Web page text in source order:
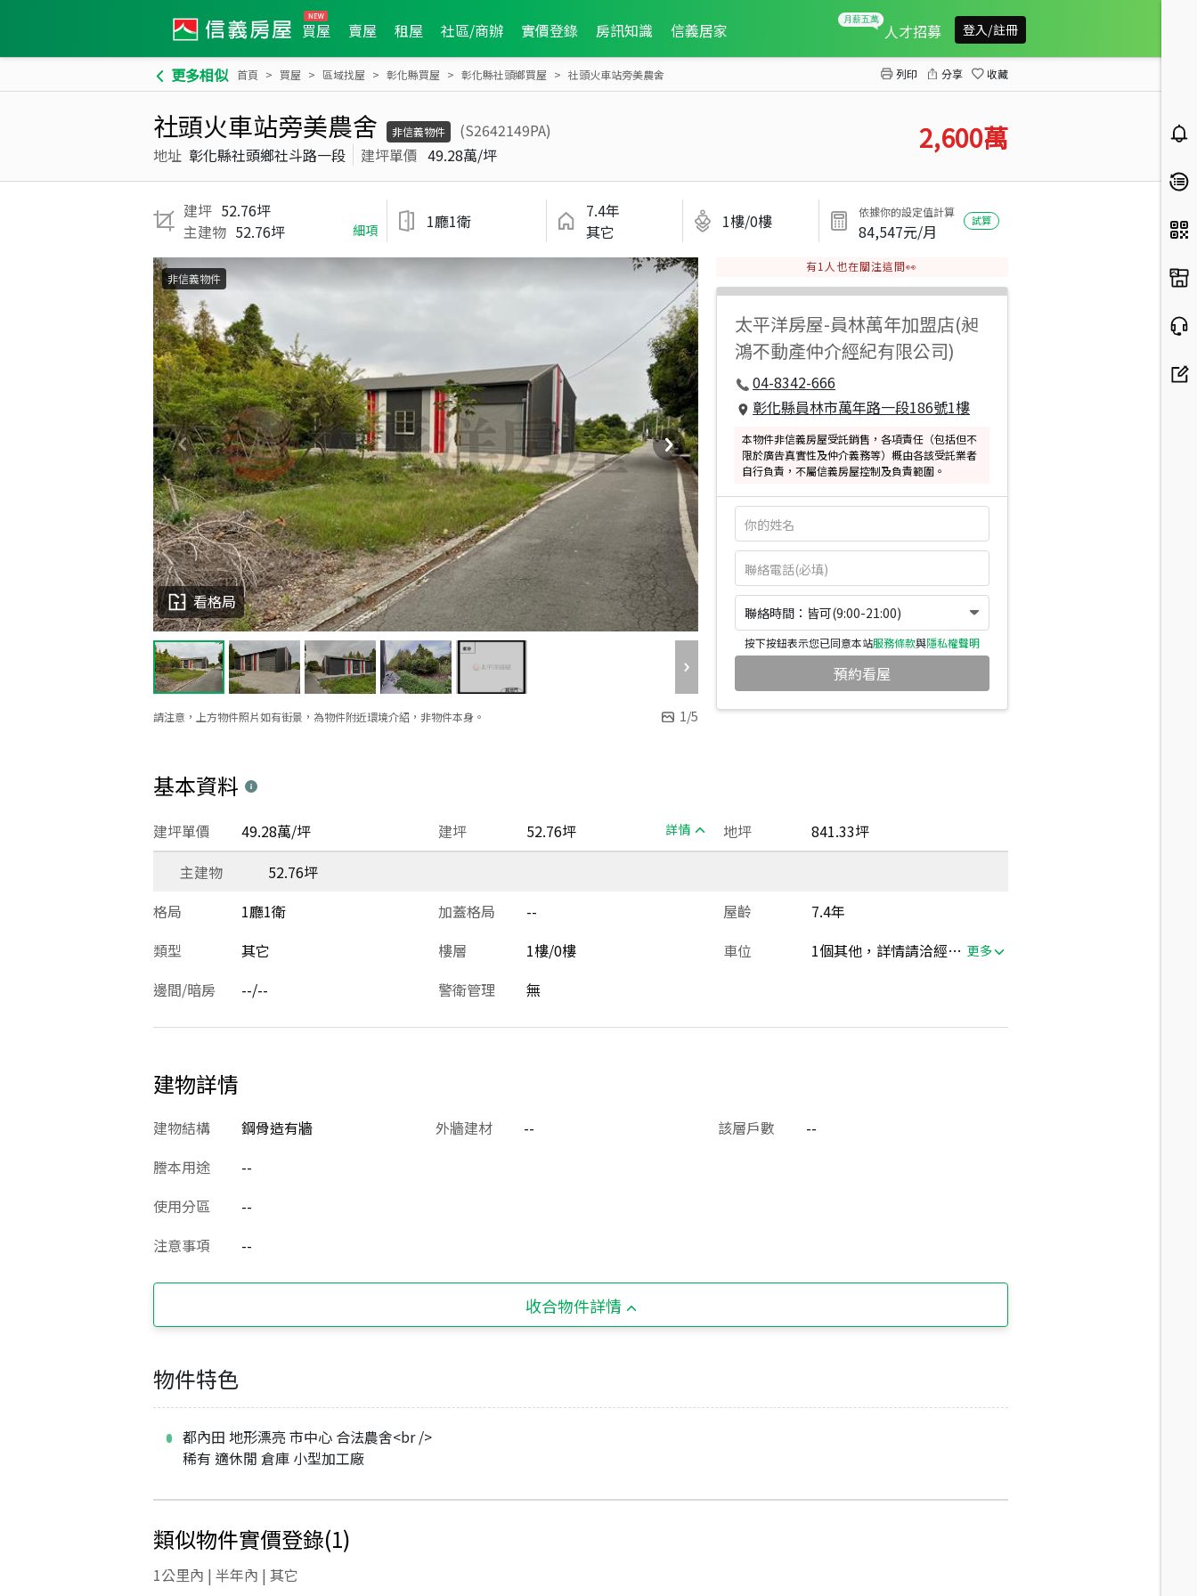
買屋 賣屋 租屋 社區/商辦 實價登錄 房訊知識 信義居家 人才招募 登入/註冊
更多相似 首頁 買屋 區域找屋 彰化縣買屋 彰化縣社頭鄉買屋 社頭火車站旁美農舍 列印 分享 收藏
社頭火車站旁美農舍 非信義物件
(S2642149PA)
地址 彰化縣社頭鄉社斗路一段 建坪單價 49.28萬/坪 2,600萬
建坪 52.76坪
主建物 52.76坪 細項 1廳1衛
7.4年
其它
1樓/0樓 依據你的設定值計算
84,547元/月
試算
請注意，上方物件照片如有街景，為物件附近環境介紹，非物件本身。 1/5
看格局
非信義物件
有1 人也在關注這間👀
太平洋房屋-員林萬年加盟店(昶
鴻不動產仲介經紀有限公司)
04-8342-666
彰化縣員林市萬年路一段186號1樓
本物件非信義房屋受託銷售，各項責任（包括但不
限於廣告真實性及仲介義務等）概由各該受託業者
自行負責，不屬信義房屋控制及負責範圍。
聯絡時間：皆可(9:00-21:00)
按下按鈕表示您已同意本站服務條款與隱私權聲明
預約看屋
基本資料
建坪 52.76坪 詳情
建坪單價 49.28萬/坪 地坪
841.33坪
主建物
52.76坪
格局
1廳1衛 加蓋格局 -- 屋齡
7.4年
類型
其它 樓層 1樓/0樓 車位 1個其他，詳情請洽經紀人員 更多
邊間/暗房 --/-- 警衛管理 無
建物詳情
建物結構 鋼骨造有牆 外牆建材 -- 該層戶數
--
謄本用途
--
使用分區
--
注意事項
--
收合物件詳情
物件特色
都內田 地形漂亮 市中心 合法農舍<br />
稀有 適休閒 倉庫 小型加工廠
類似物件實價登錄(1)
1公里內 | 半年內 | 其它